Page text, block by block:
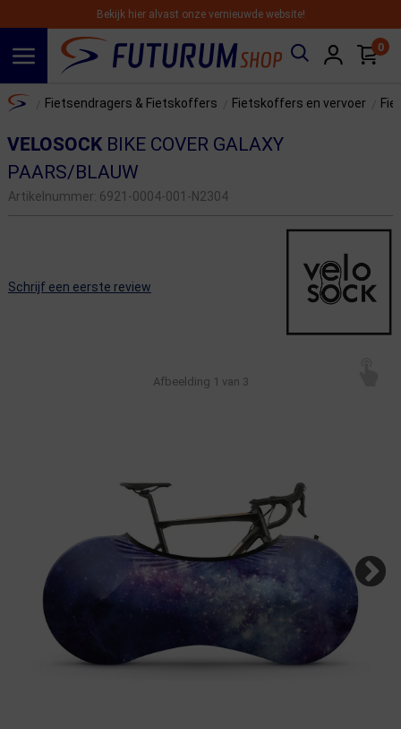
Bekijk hier alvast onze vernieuwde website!
0
Home Fietsendragers & Fietskoffers Fietskoffers en vervoer
VELOSOCKBIKE COVER GALAXY
PAARS/BLAUW
Artikelnummer: 6921-0004-001-N2304
Schrijf een eerste review
Afbeelding 1 van 3